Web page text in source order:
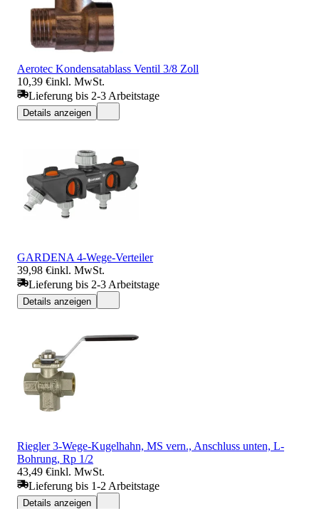
Aerotec Kondensatablass Ventil 3/8 Zoll
10,39 €inkl. MwSt.
Lieferung bis 2-3 Arbeitstage
Details anzeigen
GARDENA 4-Wege-Verteiler
39,98 €inkl. MwSt.
Lieferung bis 2-3 Arbeitstage
Details anzeigen
Riegler 3-Wege-Kugelhahn, MS vern., Anschluss unten, L-
Bohrung, Rp 1/2
43,49 €inkl. MwSt.
Lieferung bis 1-2 Arbeitstage
Details anzeigen